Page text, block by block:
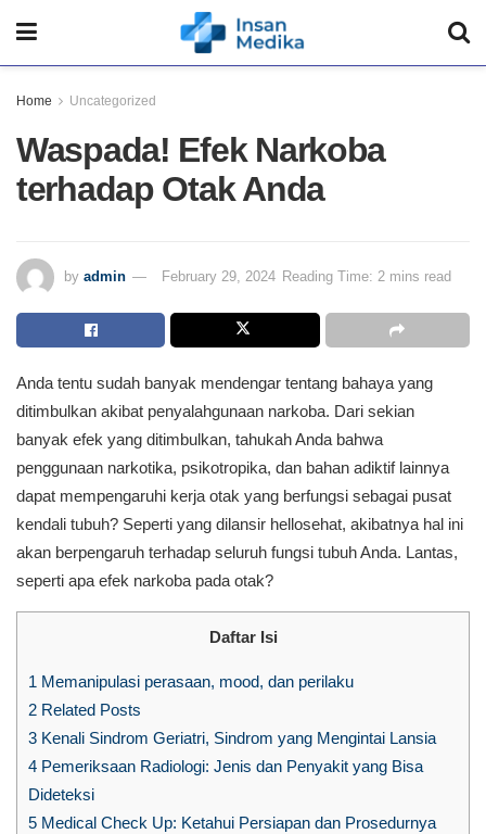
Home Uncategorized
Waspada! Efek Narkoba
terhadap Otak Anda
by admin February 29, 2024 Reading Time: 2 mins read
Anda tentu sudah banyak mendengar tentang bahaya yang
ditimbulkan akibat penyalahgunaan narkoba. Dari sekian
banyak efek yang ditimbulkan, tahukah Anda bahwa
penggunaan narkotika, psikotropika, dan bahan adiktif lainnya
dapat mempengaruhi kerja otak yang berfungsi sebagai pusat
kendali tubuh? Seperti yang dilansir hellosehat, akibatnya hal ini
akan berpengaruh terhadap seluruh fungsi tubuh Anda. Lantas,
seperti apa efek narkoba pada otak?
Daftar Isi
1 Memanipulasi perasaan, mood, dan perilaku
2 Related Posts
3 Kenali Sindrom Geriatri, Sindrom yang Mengintai Lansia
4 Pemeriksaan Radiologi: Jenis dan Penyakit yang Bisa
Dideteksi
5 Medical Check Up: Ketahui Persiapan dan Prosedurnya